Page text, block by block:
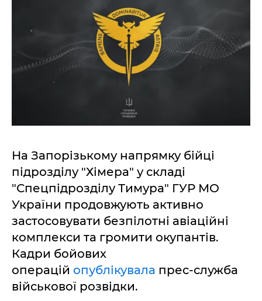
На Запорізькому напрямку бійці
підрозділу "Хімера" у складі
"Спецпідрозділу Тимура" ГУР МО
України продовжують активно
застосовувати безпілотні авіаційні
комплекси та громити окупантів.
Кадри бойових
операцій опублікувала прес-служба
військової розвідки.